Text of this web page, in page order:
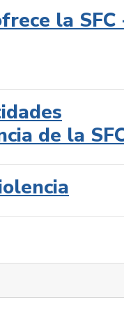
la SFC
de la